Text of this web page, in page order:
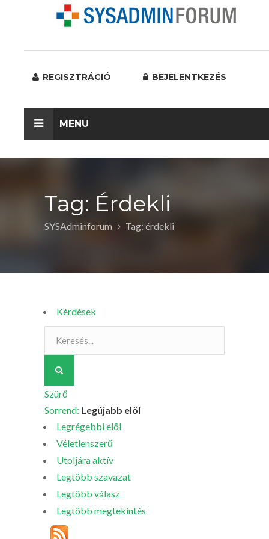
REGISZTRÁCIÓ BEJELENTKEZÉS
MENU
Tag: Érdekli
SYSAdminforum Tag: érdekli
Kérdések
Szürő
Sorrend: Legújabb elöl
Legrégebbi elöl
Véletlenszerű
Utoljára aktív
Legtöbb szavazat
Legtöbb válasz
Legtöbb megtekintés